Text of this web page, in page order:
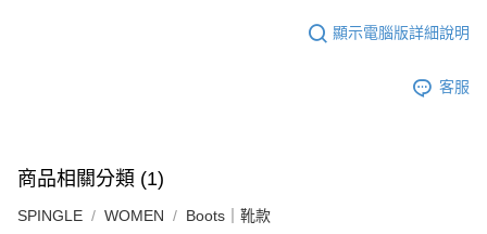
顯示電腦版詳細說明
客服
商品相關分類 (1)
SPINGLE WOMEN Boots｜靴款